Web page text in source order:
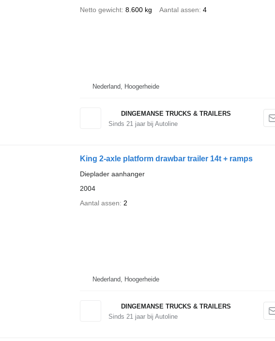
Netto gewicht 8.600 kg Aantal assen 4
Nederland, Hoogerheide
DINGEMANSE TRUCKS & TRAILERS
Sinds 21 jaar bij Autoline
King 2-axle platform drawbar trailer 14t + ramps
Dieplader aanhanger
2004
Aantal assen
2
Nederland, Hoogerheide
DINGEMANSE TRUCKS & TRAILERS
Sinds 21jaar bij Autoline